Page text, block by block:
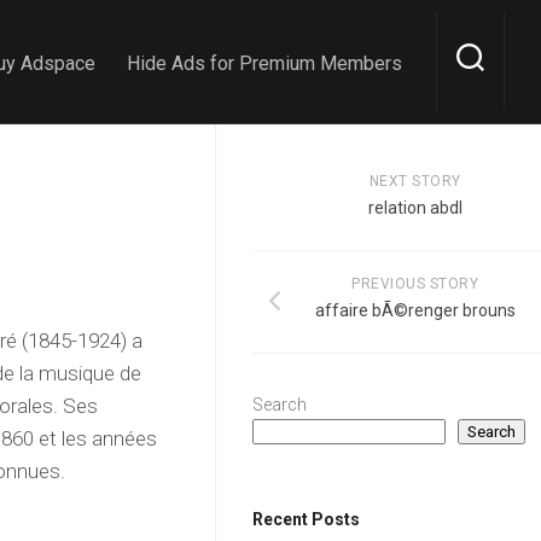
Adspace Hide Ads for Premium Members
(1845-1924) a
la musique de
Ses
et les années
NEXT STORY
relation abdl
PREVIOUS STORY
affaire bÃ©renger brouns
Search
Search
Recent Posts